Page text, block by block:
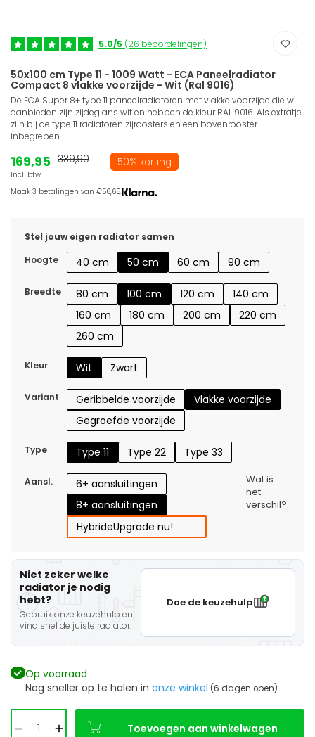
5.0/5 (26 beoordelingen)
50x100 cm Type 11 - 1009 Watt - ECA Paneelradiator
Compact 8 vlakke voorzijde - Wit (Ral 9016)
De ECA Super 8+ type 11 paneelradiatoren met vlakke voorzijde die wij
aanbieden zijn zijdeglans wit en hebben de kleur RAL 9016. Als extratje
zijn bij de type 11 radiatoren zijroosters en een bovenrooster
inbegrepen.
169,95
Incl. btw
339,90 50% korting
Maak 3 betalingen van €56,65.
Stel jouw eigen radiator samen
Hoogte
40 cm 50 cm 60 cm 90 cm
Breedte 80 cm 100 cm 120 cm
140 cm
160 cm
180 cm 200 cm
220 cm
260 cm
Kleur Wit Zwart
Variant Geribbelde voorzijde
Vlakke voorzijde
Gegroefde voorzijde
Type Type 11 Type 22 Type 33
Aansl.
6+ aansluitingen
8+ aansluitingen
HybrideUpgrade nu!
Wat is
het
verschil?
Niet zeker welke
radiator je nodig
hebt?
Gebruik onze keuzehulp en
vind snel de juiste radiator.
Doe de keuzehulp
Op voorraad
Nog sneller op te halen in onze winkel (6 dagen open)
Toevoegen aan winkelwagen